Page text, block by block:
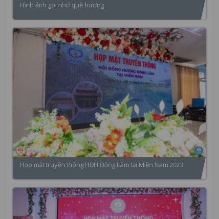
Hình ảnh gợi nhớ quê hương
Họp mặt truyền thống HĐH Đông Lâm tại Miền Nam 2023